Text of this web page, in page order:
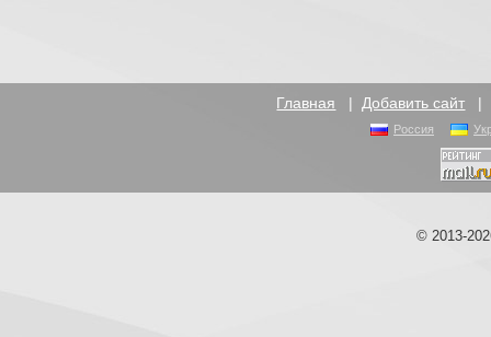
Главная | Добавить сайт |
Россия
© 2013-